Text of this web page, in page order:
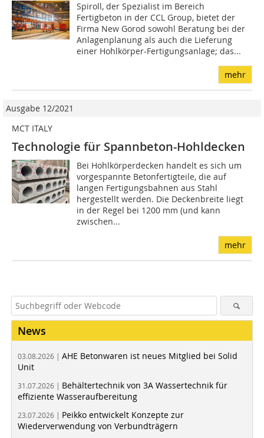
Spiroll, der Spezialist im Bereich
Fertigbeton in der CCL Group, bietet der
Firma New Gorod sowohl Beratung bei der
Anlagenplanung als auch die Lieferung
einer Hohlkörper-Fertigungsanlage; das...
mehr
Ausgabe 12/2021
MCT ITALY
Technologie für Spannbeton-Hohldecken
Bei Hohlkörperdecken handelt es sich um
vorgespannte Betonfertigteile, die auf
langen Fertigungsbahnen aus Stahl
hergestellt werden. Die Deckenbreite liegt
in der Regel bei 1200 mm (und kann
zwischen...
mehr
News
03.08.2026 | AHE Betonwaren ist neues Mitglied bei Solid
Unit
31.07.2026 | Behältertechnik von 3A Wassertechnik für
effiziente Wasseraufbereitung
23.07.2026 | Peikko entwickelt Konzepte zur
Wiederverwendung von Verbundträgern